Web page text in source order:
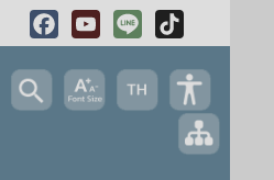
FacebookYouTube
Line TikTok